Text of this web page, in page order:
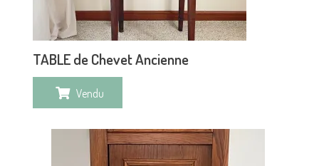
TABLE de Chevet Ancienne
Vendu